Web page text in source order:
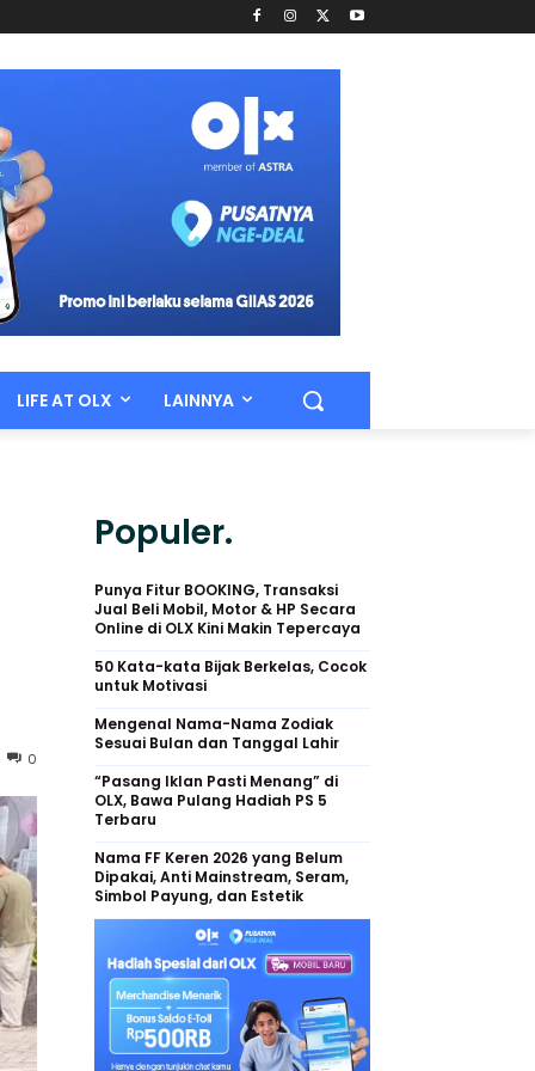
LIFE AT OLX LAINNYA
0
Populer.
Punya Fitur BOOKING, Transaksi
Jual Beli Mobil, Motor & HP Secara
Online di OLX Kini Makin Tepercaya
50 Kata-kata Bijak Berkelas, Cocok
untuk Motivasi
Mengenal Nama-Nama Zodiak
Sesuai Bulan dan Tanggal Lahir
“Pasang Iklan Pasti Menang” di
OLX, Bawa Pulang Hadiah PS 5
Terbaru
Nama FF Keren 2026 yang Belum
Dipakai, Anti Mainstream, Seram,
Simbol Payung, dan Estetik